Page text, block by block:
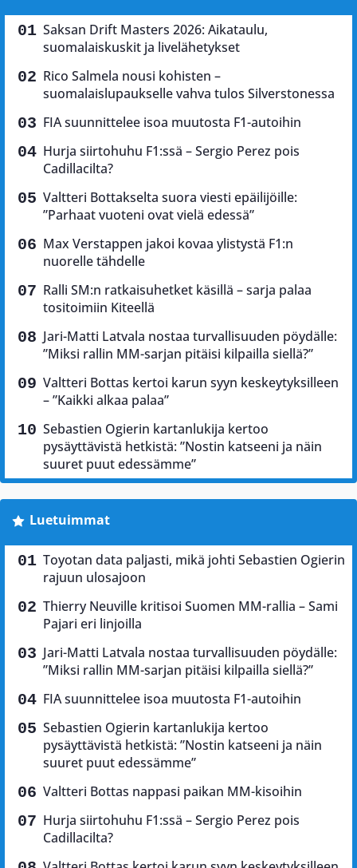
Saksan Drift Masters 2026: Aikataulu,
suomalaiskuskit ja livelähetykset
Rico Salmela nousi kohisten –
suomalaislupaukselle vahva tulos Silverstonessa
FIA suunnittelee isoa muutosta F1-autoihin
Hurja siirtohuhu F1:ssä – Sergio Perez pois
Cadillacilta?
Valtteri Bottakselta suora viesti epäilijöille:
”Parhaat vuoteni ovat vielä edessä”
Max Verstappen jakoi kovaa ylistystä F1:n
nuorelle tähdelle
Ralli SM:n ratkaisuhetket käsillä – sarja palaa
tositoimiin Kiteellä
Jari-Matti Latvala nostaa turvallisuuden pöydälle:
”Miksi rallin MM-sarjan pitäisi kilpailla siellä?”
Valtteri Bottas kertoi karun syyn keskeytyksilleen
– ”Kaikki alkaa palaa”
Sebastien Ogierin kartanlukija kertoo
pysäyttävistä hetkistä: ”Nostin katseeni ja näin
suuret puut edessämme”
Luetuimmat
Toyotan data paljasti, mikä johti Sebastien Ogierin
rajuun ulosajoon
Thierry Neuville kritisoi Suomen MM-rallia – Sami
Pajari eri linjoilla
Jari-Matti Latvala nostaa turvallisuuden pöydälle:
”Miksi rallin MM-sarjan pitäisi kilpailla siellä?”
FIA suunnittelee isoa muutosta F1-autoihin
Sebastien Ogierin kartanlukija kertoo
pysäyttävistä hetkistä: ”Nostin katseeni ja näin
suuret puut edessämme”
Valtteri Bottas nappasi paikan MM-kisoihin
Hurja siirtohuhu F1:ssä – Sergio Perez pois
Cadillacilta?